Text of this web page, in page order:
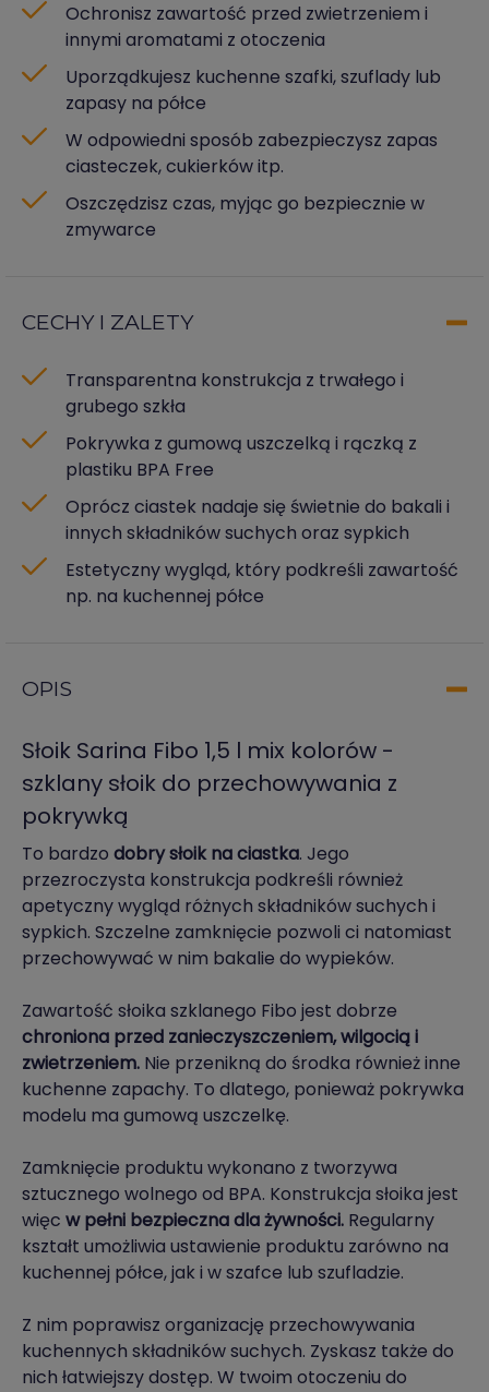
Ochronisz zawartość przed zwietrzeniem i
innymi aromatami z otoczenia
Uporządkujesz kuchenne szafki, szuflady lub
zapasy na półce
W odpowiedni sposób zabezpieczysz zapas
ciasteczek, cukierków itp.
Oszczędzisz czas, myjąc go bezpiecznie w
zmywarce
CECHY I ZALETY
Transparentna konstrukcja z trwałego i
grubego szkła
Pokrywka z gumową uszczelką i rączką z
plastiku BPA Free
Oprócz ciastek nadaje się świetnie do bakali i
innych składników suchych oraz sypkich
Estetyczny wygląd, który podkreśli zawartość
np. na kuchennej półce
OPIS
Słoik Sarina Fibo 1,5 l mix kolorów -
szklany słoik do przechowywania z
pokrywką
To bardzo dobry słoik na ciastka. Jego
przezroczysta konstrukcja podkreśli również
apetyczny wygląd różnych składników suchych i
sypkich. Szczelne zamknięcie pozwoli ci natomiast
przechowywać w nim bakalie do wypieków.
Zawartość słoika szklanego Fibo jest dobrze
chroniona przed zanieczyszczeniem, wilgocią i
zwietrzeniem. Nie przenikną do środka również inne
kuchenne zapachy. To dlatego, ponieważ pokrywka
modelu ma gumową uszczelkę.
Zamknięcie produktu wykonano z tworzywa
sztucznego wolnego od BPA. Konstrukcja słoika jest
więc w pełni bezpieczna dla żywności. Regularny
kształt umożliwia ustawienie produktu zarówno na
kuchennej półce, jak i w szafce lub szufladzie.
Z nim poprawisz organizację przechowywania
kuchennych składników suchych. Zyskasz także do
nich łatwiejszy dostęp. W twoim otoczeniu do